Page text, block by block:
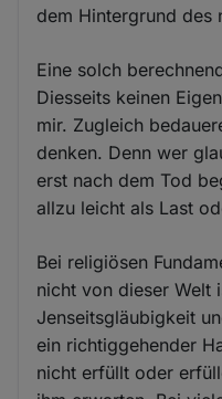
dem Hintergrund des
Eine solch
Diesseits keinen
mir. Zugleich
denken. Denn wer
erst nach dem Tod
allzu leicht als Last
Bei religiösen
nicht von dieser Welt
Jenseitsgläubigkeit
ein richtiggehender
nicht erfüllt oder